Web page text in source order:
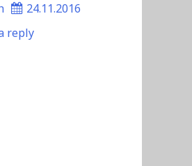
24.11.2016
reply